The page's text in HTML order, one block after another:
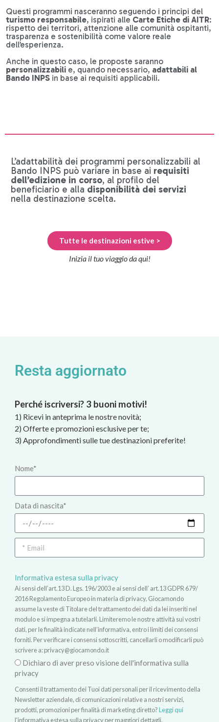
Questi programmi nasceranno seguendo i principi del
turismo responsabile, ispirati alle Carte Etiche di AITR:
rispetto dei territori, attenzione alle comunità ospitanti,
trasparenza e sostenibilità come valore reale
dell’esperienza.
Anche in questo caso, le proposte saranno
personalizzabili e, quando necessario, adattabili al
Bando INPS in base ai requisiti applicabili.
L’adattabilità dei programmi personalizzabili al
Bando INPS può variare in base ai requisiti
dell’edizione in corso, al profilo del
beneficiario e alla disponibilità dei servizi
nella destinazione scelta.
Tutte le destinazioni estive >
Inizia il tuo viaggio da qui!
Resta aggiornato
Perché iscriversi? 3 buoni motivi!
1) Ricevi in anteprima le nostre novità;
2) Offerte e promozioni esclusive per te;
3) Approfondimenti sulle tue destinazioni preferite!
Nome*
Data di nascita*
Informativa estesa sulla privacy
Ai sensi dell’art.13 D. Lgs. 196/2003 e ai sensi dell’ art.13 GDPR 679/
2016 Regolamento Europeo in materia di privacy, Giocamondo
assume la veste di Titolare del trattamento dei dati da lei inseriti nel
modulo e si impegna a tutelarli. Limiteremo le nostre attività sui vostri
dati, per le finalità indicate nell’informativa, entro i limiti dei consensi
forniti. Per verificare i consensi sottoscritti, cancellarli o modificarli può
scrivere a:privacy@giocamondo.it
Dichiaro di aver preso visione dell'informativa sulla
privacy
Consenti il trattamento dei Tuoi dati personali per il ricevimento della
Newsletter aziendale, di comunicazioni relative a nostri servizi,
prodotti, promozioni per finalità di marketing diretto?Leggi qui
l'informativa estesa sulla privacy per maggiori dettagli.